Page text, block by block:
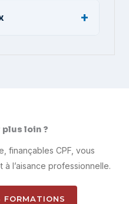
plus loin ?
finançables CPF, vous
l’aisance professionnelle.
FORMATIONS